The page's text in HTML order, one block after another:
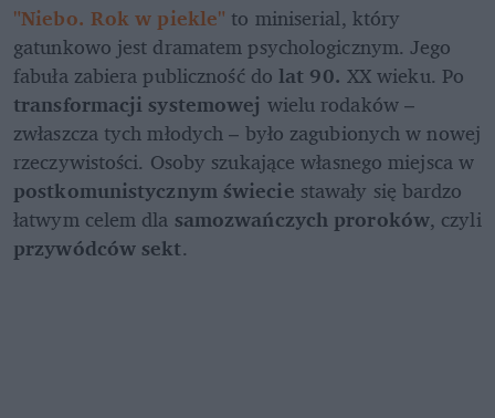
"Niebo. Rok w piekle" to miniserial, który
gatunkowo jest dramatem psychologicznym. Jego
fabuła zabiera publiczność do lat 90.
transformacji systemowej wielu rodaków –
zwłaszcza tych młodych – było zagubionych w nowej
postkomunistycznym świecie stawały się bardzo
łatwym celem dla samozwańczych proroków
, czyli
przywódców sekt.